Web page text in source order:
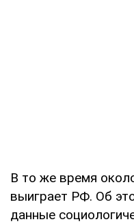
В то же время
выиграет РФ. Об
данные